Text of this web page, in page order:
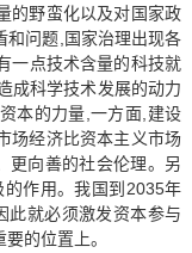
的野蛮化以及对国家政
和问题,国家治理出现各
一点技术含量的科技就
成科学技术发展的动力
本的力量,一方面,建设
场经济比资本主义市场
更向善的社会伦理。另
作用。我国到2035年
此就必须激发资本参与
的位置上。